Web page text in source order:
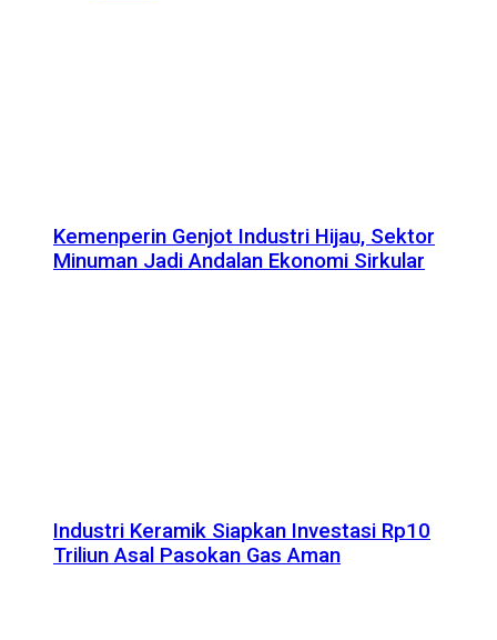
Kemenperin Genjot Industri Hijau, Sektor
Minuman Jadi Andalan Ekonomi Sirkular
Industri Keramik Siapkan Investasi Rp10
Triliun Asal Pasokan Gas Aman